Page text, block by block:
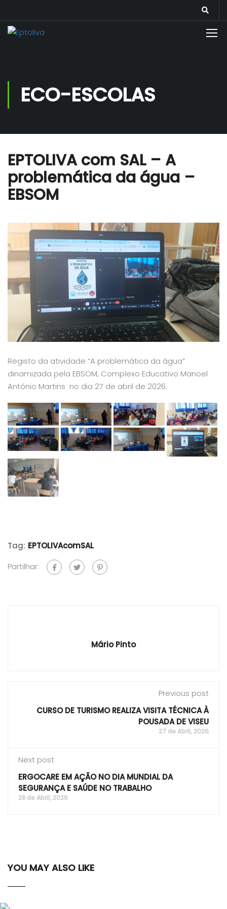
ECO-ESCOLAS
EPTOLIVA com SAL – A
problemática da água –
EBSOM
Registo da atividade “A problemática da água”
dinamizada pela EBSOM, Complexo Educativo Manoel
António Martins no dia 27 de abril de 2026.
Tag: EPTOLIVAcomSAL
Partilhar:
Mário Pinto
Previous post
CURSO DE TURISMO REALIZA VISITA TÉCNICA À
POUSADA DE VISEU
27 de Abril, 2026
Next post
ERGOCARE EM AÇÃO NO DIA MUNDIAL DA
SEGURANÇA E SAÚDE NO TRABALHO
28 de Abril, 2026
YOU MAY ALSO LIKE